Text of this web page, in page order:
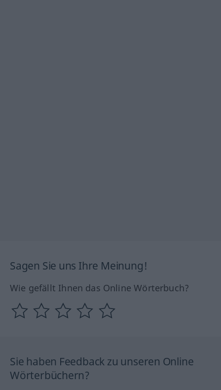
Sagen Sie uns Ihre Meinung!
Wie gefällt Ihnen das Online Wörterbuch?
Sie haben Feedback zu unseren Online
Wörterbüchern?